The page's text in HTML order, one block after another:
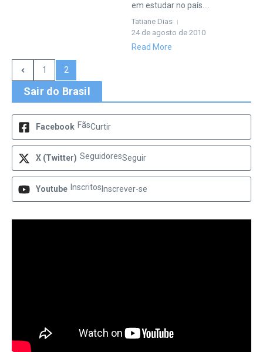
em estudar no país....
Tatiane Dias
24 de agosto de 2010
Read More
1 2
Sair do Brasil
Facebook FãsCurtir
X (Twitter) SeguidoresSeguir
Youtube Inscritos Inscrever-se